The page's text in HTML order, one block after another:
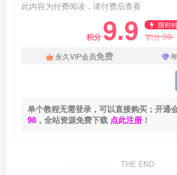
此内容为付费阅读，请付费后查看
积分 9.9 限时
积分99
永久VIP会员免费
单个教程无需登录，可以直接购买；开通
98 ，全站资源免费下载 点此注册 ！
THE END